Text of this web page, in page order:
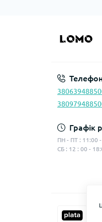
Графік
ПН - ПТ : 11:00
СБ : 12 : 00 -